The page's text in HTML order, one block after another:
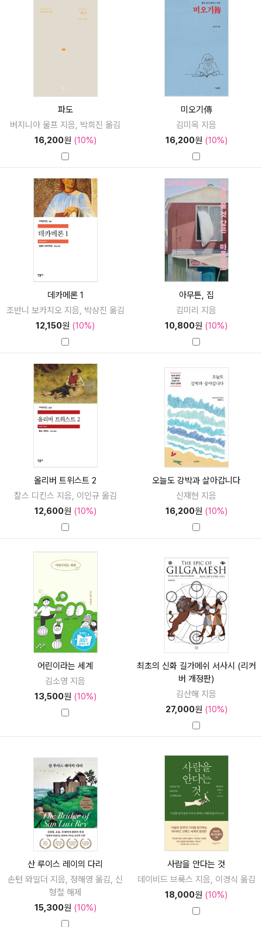
파도
버지니아 울프 지음, 박희진 옮김
16,200원 (10%)
미오기傳
김미옥 지음
16,200원 (10%)
데카메론 1
조반니 보카치오 지음, 박상진 옮김
12,150원 (10%)
아무튼, 집
김미리 지음
10,800원 (10%)
올리버 트위스트 2
찰스 디킨스 지음, 이인규 옮김
12,600원 (10%)
오늘도 강박과 살아갑니다
신재현 지음
16,200원 (10%)
어린이라는 세계
김소영 지음
13,500원 (10%)
최초의 신화 길가메쉬 서사시 (리커
버 개정판)
김산해 지음
27,000원 (10%)
산 루이스 레이의 다리
손턴 와일더 지음, 정해영 옮김, 신
형철 해제
15,300원 (10%)
사람을 안다는 것
데이비드 브룩스 지음, 이경식 옮김
18,000원 (10%)